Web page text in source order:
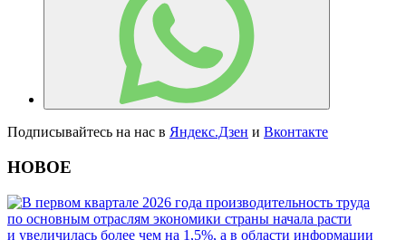
Подписывайтесь на нас в Яндекс.Дзен и Вконтакте
НОВОЕ